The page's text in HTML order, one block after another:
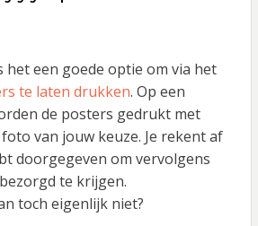
het een goede optie om via het
te laten drukken. Op een
de posters gedrukt met
van jouw keuze. Je rekent af
doorgegeven om vervolgens
te krijgen.
toch eigenlijk niet?